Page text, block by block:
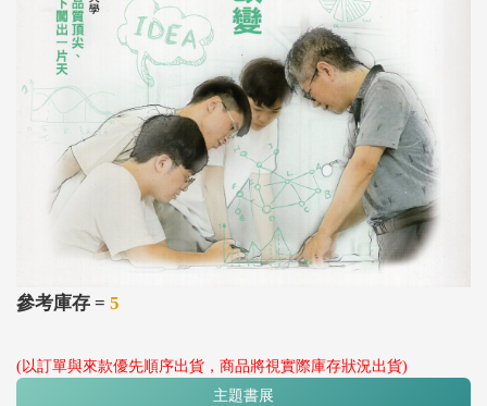
參考庫存 = 5
(以訂單與來款優先順序出貨，商品將視實際庫存狀況出貨)
主題書展